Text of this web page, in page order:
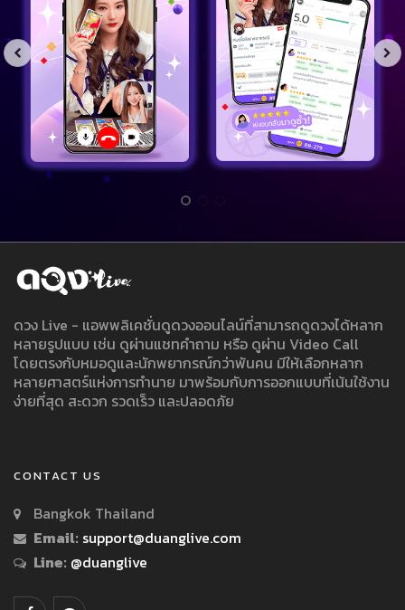
ดวง Live - แอพพลิเคชั่นดูดวงออนไลน์ที่สามารถดูดวงได้หลาก
หลายรูปแบบ เช่น ดูผ่านแชทคำถาม หรือ ดูผ่าน Video Call
โดยตรงกับหมอดูและนักพยากรณ์กว่าพันคน มีให้เลือกหลาก
หลายศาสตร์แห่งการทำนาย มาพร้อมกับการออกแบบที่เน้นใช้งาน
ง่ายที่สุด สะดวก รวดเร็ว และปลอดภัย
CONTACT US
Bangkok Thailand
Email: support@duanglive.com
Line: @duanglive